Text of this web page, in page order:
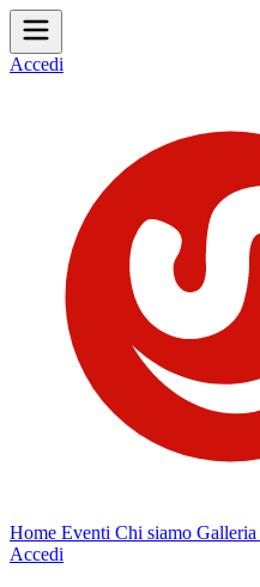
Accedi
Home Eventi Chi siamo Galleria
Accedi